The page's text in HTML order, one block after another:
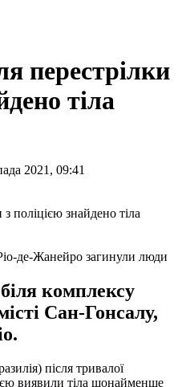
перестрілки
тіла
2021, 09:41
де-Жанейро загинули люди
комплексу
Сан-Гонсалу,
після тривалої
виявили тіла щонайменше